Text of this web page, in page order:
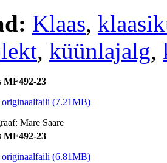
Klaas,
, küünlajalg,
MF492-23
originaalfaili (7.21MB)
Mare Saare
MF492-23
originaalfaili (6.81MB)